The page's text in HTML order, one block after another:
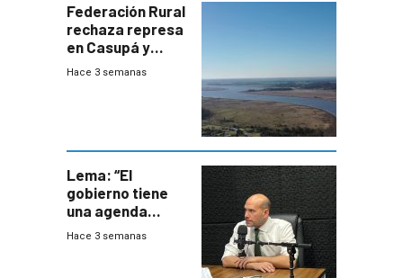
Federación Rural
rechaza represa
en Casupá y
firma demanda
Hace 3 semanas
Lema: “El
gobierno tiene
una agenda
destructiva”
Hace 3 semanas